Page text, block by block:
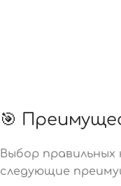
🎯
Выбор правильных
следующие